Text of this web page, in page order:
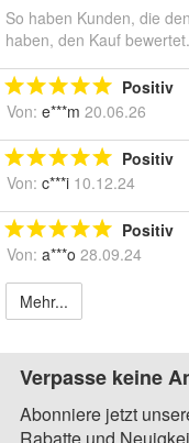
So haben Kunden, die
haben, den Kauf bewertet.
Positiv
Von: e***m 20.06.26
Positiv
Von: c***i 10.12.24
Positiv
Von: a***o 28.09.24
Mehr...
Verpasse keine
Abonniere jetzt
Rabatte und